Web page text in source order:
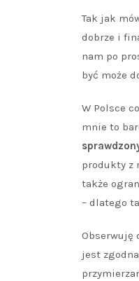
Tak jak
dobrze i
nam po
być może
W Polsce
mnie to
produkty z
także
– dlatego
Obserwuję
jest